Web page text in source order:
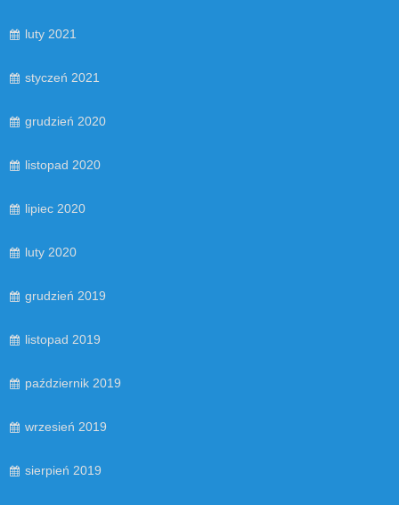
luty 2021
styczeń 2021
grudzień 2020
listopad 2020
lipiec 2020
luty 2020
grudzień 2019
listopad 2019
październik 2019
wrzesień 2019
sierpień 2019